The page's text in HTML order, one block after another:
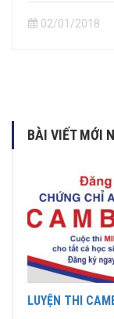
02/01/2018
BÀI VIẾT MỚI
LUYỆN THI